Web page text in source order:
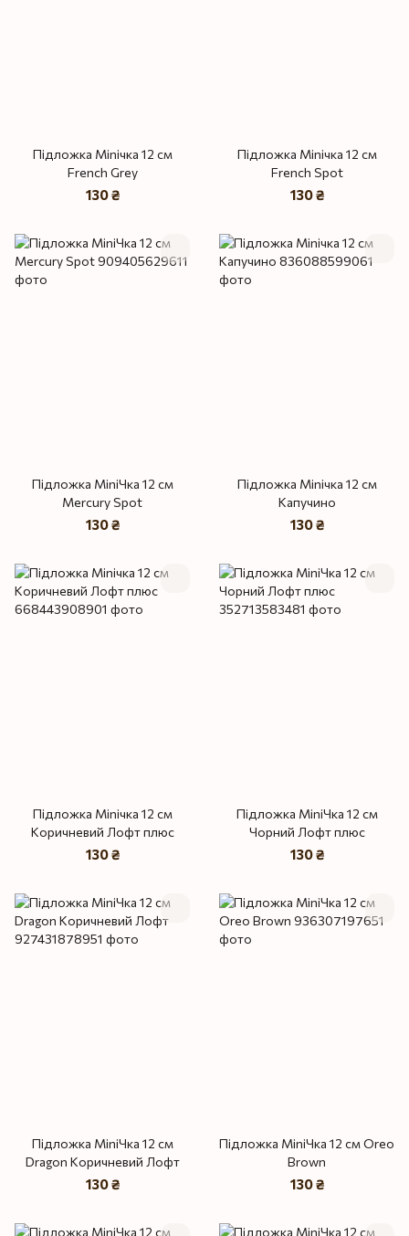
Підложка Miniчка 12 см
French Grey
130 ₴
Підложка Miniчка 12 см
French Spot
130 ₴
Підложка MiniЧка 12 см
Mercury Spot
130 ₴
Підложка Miniчка 12 см
Капучино
130 ₴
Підложка Miniчка 12 см
Коричневий Лофт плюс
130 ₴
Підложка MiniЧка 12 см
Чорний Лофт плюс
130 ₴
Підложка MiniЧка 12 см
Dragon Коричневий Лофт
130 ₴
Підложка MiniЧка 12 см Oreo
Brown
130 ₴